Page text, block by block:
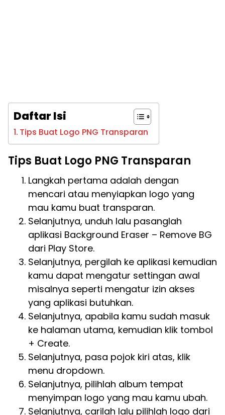
Daftar Isi
Tips Buat Logo PNG Transparan
Tips Buat Logo PNG Transparan
Langkah pertama adalah dengan
mencari atau menyiapkan logo yang
mau kamu buat transparan.
Selanjutnya, unduh lalu pasanglah
aplikasi Background Eraser – Remove BG
dari Play Store.
Selanjutnya, pergilah ke aplikasi kemudian
kamu dapat mengatur settingan awal
misalnya seperti mengatur izin akses
yang aplikasi butuhkan.
Selanjutnya, apabila kamu sudah masuk
ke halaman utama, kemudian klik tombol
+ Create.
Selanjutnya, pasa pojok kiri atas, klik
menu dropdown.
Selanjutnya, pilihlah album tempat
menyimpan logo yang mau kamu ubah.
Selanjutnya, carilah lalu pilihlah logo dari